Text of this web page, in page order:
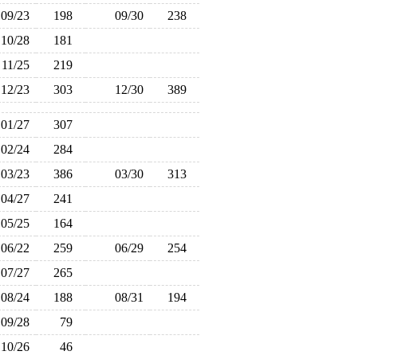
09/23 198 09/30
238
10/28
181
11/25
219
12/23 303 12/30 389
01/27
307
02/24
284
03/23 386 03/30
313
04/27
241
05/25
164
06/22 259 06/29
254
07/27
265
08/24 188 08/31
194
09/28
79
10/26
46